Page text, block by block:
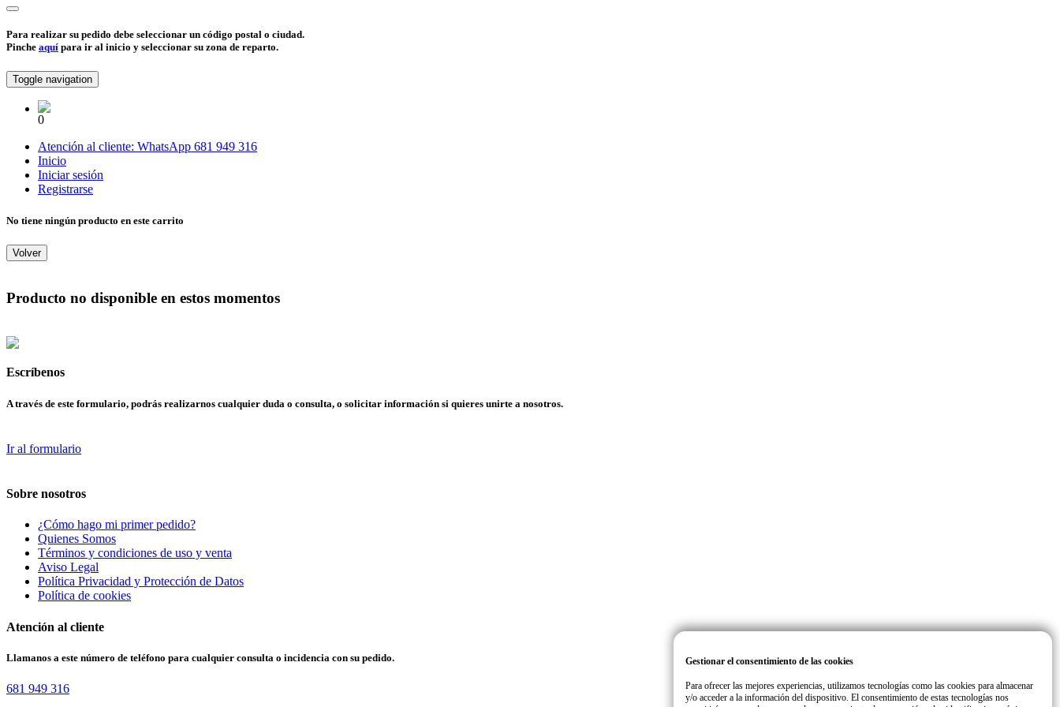
Para realizar su pedido debe seleccionar un código postal o ciudad.
Pinche aquí para ir al inicio y seleccionar su zona de reparto.
Toggle navigation
0
Atención al cliente: WhatsApp 681 949 316
Inicio
Iniciar sesión
Registrarse
No tiene ningún producto en este carrito
Volver
Producto no disponible en estos momentos
Escríbenos
A través de este formulario, podrás realizarnos cualquier duda o consulta, o solicitar información si quieres unirte a nosotros.
Ir al formulario
Sobre nosotros
¿Cómo hago mi primer pedido?
Quienes Somos
Términos y condiciones de uso y venta
Aviso Legal
Política Privacidad y Protección de Datos
Política de cookies
Atención al cliente
Llamanos a este número de teléfono para cualquier consulta o incidencia con su pedido.
681 949 316
Gestionar el consentimiento de las cookies
Para ofrecer las mejores experiencias, utilizamos tecnologías como las cookies para almacenar
y/o acceder a la información del dispositivo. El consentimiento de estas tecnologías nos